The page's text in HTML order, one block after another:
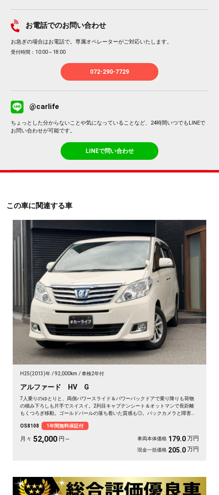
お電話でのお問い合わせ
お急ぎの場合はお電話で。専属オペレーターがご対応いたします。
受付時間：10:00～18:00
072-290-7729
@carlife
ちょっとした分からないことや気になっていることなど、24時間いつでもLINEで
お問い合わせが可能です。
LINEで問い合わせ
この車に関連する車
H25(2013)年 92,000km 車検2年付
アルファード HV G
7人乗りのゆとりと、両側パワースライド＆パワーバックドアで乗り降りも荷物
の積み下ろしも片手でスイスイ。2列目キャプテンシート＆オットマンで長距離
もくつろぎ移動。ゴールドパールの落ち着いた質感も◎。バックカメラと障害物
🚗✨💺🙌😊。ロングドライブが待ち遠しくなる一台です《1年保証付》👑
OS8108 1年間無料保証付
月々 52,000 円～ 車両本体価格 179.0 万円
現金一括価格 205.0 万円